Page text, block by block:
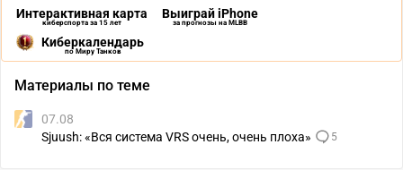
Интерактивная карта
киберспорта за 15 лет
Выиграй iPhone
за прогнозы на MLBB
Киберкалендарь
по Миру Танков
Материалы по теме
07.08
Sjuush: «Вся система VRS очень, очень плоха»
5